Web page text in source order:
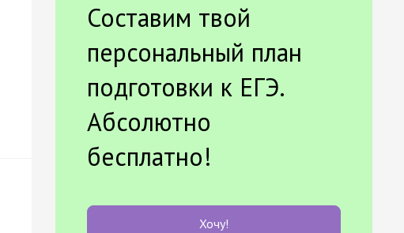
Составим твой
персональный план
подготовки к ЕГЭ.
Абсолютно
бесплатно!
Хочу!